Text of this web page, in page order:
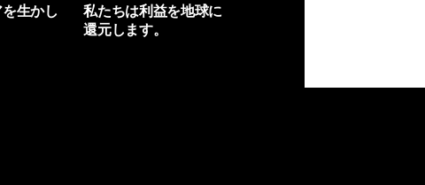
生かし
私たちは利益を地球に
還元します。